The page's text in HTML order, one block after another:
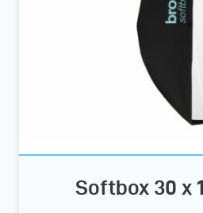
Softbox 30 x